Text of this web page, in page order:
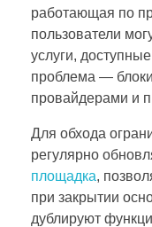
работающая по
пользователи
услуги,
проблема —
провайдерами и
Для обхода
регулярно
площадка,
при закрытии
дублируют